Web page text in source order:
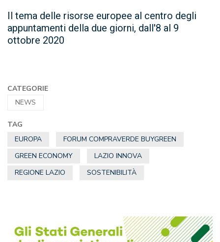
Il tema delle risorse europee al centro degli
appuntamenti della due giorni, dall'8 al 9
ottobre 2020
CATEGORIE
NEWS
TAG
EUROPA
FORUM COMPRAVERDE BUYGREEN
GREEN ECONOMY
LAZIO INNOVA
REGIONE LAZIO
SOSTENIBILITÀ